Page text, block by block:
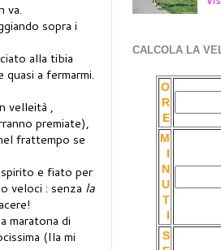
va.
sopra i
alla tibia
a fermarmi.
velleità ,
premiate),
frattempo se
e fiato per
veloci : senza la
maratona di
(Ila mi
CALCOLA LA
O
R
E
M
N
U
T
S